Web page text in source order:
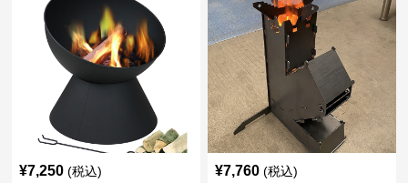
¥7,250 (税込) ¥7,760 (税込)